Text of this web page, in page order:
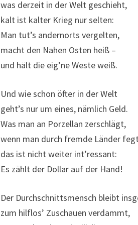
was derzeit in der Welt geschieht,
kalt ist kalter Krieg nur selten:
Man tut’s andernorts vergelten,
macht den Nahen Osten heiß –
und hält die eig’ne Weste weiß.
Und wie schon öfter in der Welt
geht’s nur um eines, nämlich Geld.
Was man an Porzellan zerschlägt,
wenn man durch fremde Länder
das ist nicht weiter int’ressant:
Es zählt der Dollar auf der Hand!
Der Durchschnittsmensch bleibt
zum hilflos’ Zuschauen verdammt,